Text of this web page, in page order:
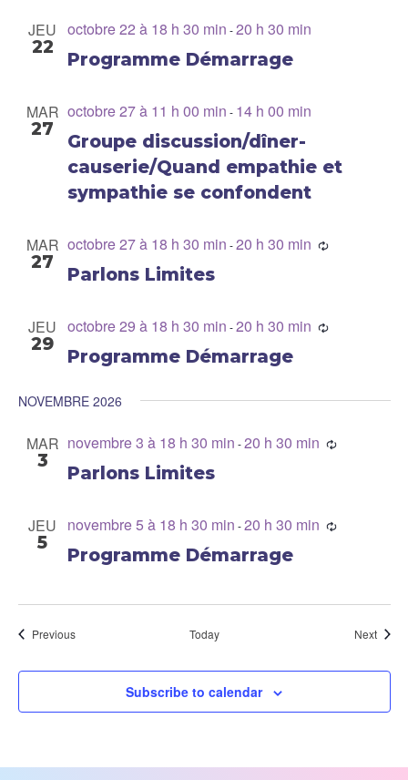
JEU
22
octobre 22 à 18 h 30 min -20 h 30 min
Programme Démarrage
MAR
27
octobre 27 à 11 h 00 min - 14 h 00 min
Groupe discussion/dîner-
causerie/Quand empathie et
sympathie se confondent
MAR
27
octobre 27 à 18 h 30 min -20 h 30 min
Parlons Limites
JEU
29
octobre 29 à 18 h 30 min -20 h 30 min
Programme Démarrage
NOVEMBRE 2026
MAR
3
novembre 3 à 18 h 30 min -20 h 30 min
Parlons Limites
JEU
5
novembre 5 à 18 h 30 min -20 h 30 min
Programme Démarrage
PreviousEvents Today Next
Subscribe to calendar